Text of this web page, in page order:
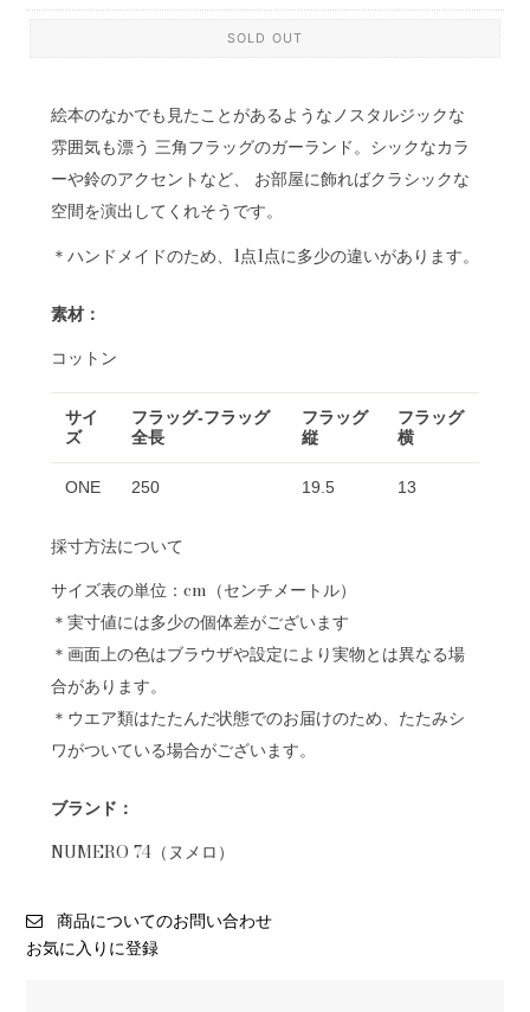
SOLD OUT
絵本のなかでも見たことがあるようなノスタルジックな
雰囲気も漂う 三角フラッグのガーランド。シックなカラ
ーや鈴のアクセントなど、 お部屋に飾ればクラシックな
空間を演出してくれそうです。
＊ハンドメイドのため、1点1点に多少の違いがあります。
素材：
コットン
サイ
ズ
フラッグ-フラッグ
全長
フラッグ
縦
フラッグ
横
ONE 250 19.5 13
採寸方法について
サイズ表の単位：cm（センチメートル）
＊実寸値には多少の個体差がございます
＊画面上の色はブラウザや設定により実物とは異なる場
合があります。
＊ウエア類はたたんだ状態でのお届けのため、たたみシ
ワがついている場合がございます。
ブランド：
NUMERO 74（ヌメロ）
商品についてのお問い合わせ
お気に入りに登録